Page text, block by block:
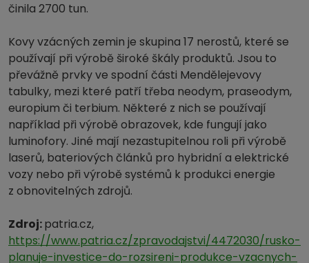
činila 2700 tun.
Kovy vzácných zemin je skupina 17 nerostů, které se
používají při výrobě široké škály produktů. Jsou to
převážně prvky ve spodní části Mendělejevovy
tabulky, mezi které patří třeba neodym, praseodym,
europium či terbium. Některé z nich se používají
například při výrobě obrazovek, kde fungují jako
luminofory. Jiné mají nezastupitelnou roli při výrobě
laserů, bateriových článků pro hybridní a elektrické
vozy nebo při výrobě systémů k produkci energie
z obnovitelných zdrojů.
Zdroj:patria.cz,
https://www.patria.cz/zpravodajstvi/4472030/rusko-
planuje-investice-do-rozsireni-produkce-vzacnych-